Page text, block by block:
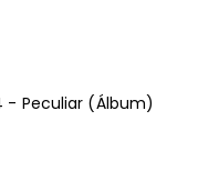
- Peculiar (Álbum)